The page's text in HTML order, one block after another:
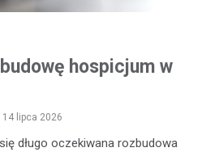
hospicjum w
14 lipca 2026
długo oczekiwana rozbudowa